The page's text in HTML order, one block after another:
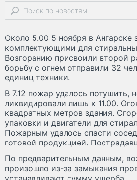
Около 5.00 5 ноября в Ангарске
комплектующими для
Возгоранию присвоили второй
борьбу с огнем отправили 32
единиц техники.
В 7.12 пожар удалось потушить,
ликвидировали лишь к 11.00.
квадратных метров здания.
упаковки и двигатели для
Пожарным удалось спасти
готовой продукцией.
По предварительным данным,
произошло из-за замыкания